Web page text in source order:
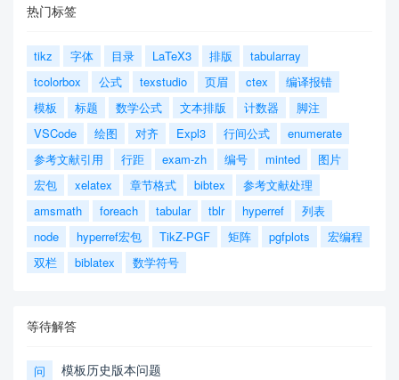
热门标签
tikz 字体 目录 LaTeX3 排版
tabularray
tcolorbox
公式 texstudio 页眉 ctex
编译报错
模板
标题 数学公式 文本排版 计数器
脚注
VSCode
绘图 对齐 Expl3 行间公式
enumerate
参考文献引用
行距 exam-zh 编号 minted
图片
宏包
xelatex 章节格式 bibtex
参考文献处理
amsmath
foreach tabular tblr hyperref
列表
node
hyperref宏包 TikZ-PGF 矩阵 pgfplots
宏编程
双栏
biblatex 数学符号
等待解答
问 模板历史版本问题